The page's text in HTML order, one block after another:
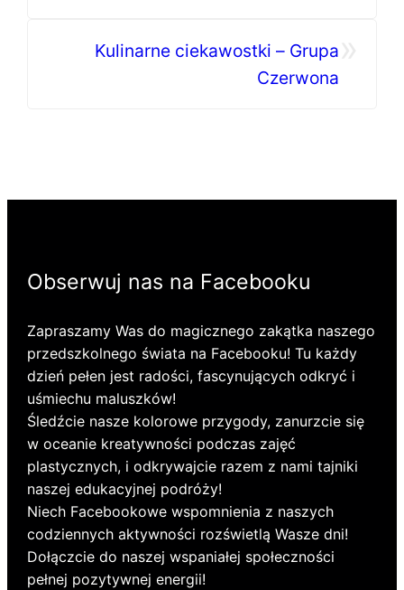
Kulinarne ciekawostki – Grupa
Czerwona
Obserwuj nas na Facebooku
Zapraszamy Was do magicznego zakątka naszego
przedszkolnego świata na Facebooku! Tu każdy
dzień pełen jest radości, fascynujących odkryć i
uśmiechu maluszków!
Śledźcie nasze kolorowe przygody, zanurzcie się
w oceanie kreatywności podczas zajęć
plastycznych, i odkrywajcie razem z nami tajniki
naszej edukacyjnej podróży!
Niech Facebookowe wspomnienia z naszych
codziennych aktywności rozświetlą Wasze dni!
Dołączcie do naszej wspaniałej społeczności
pełnej pozytywnej energii!